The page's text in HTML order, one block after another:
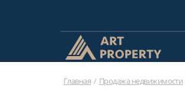
Главная Продажа недвижимости